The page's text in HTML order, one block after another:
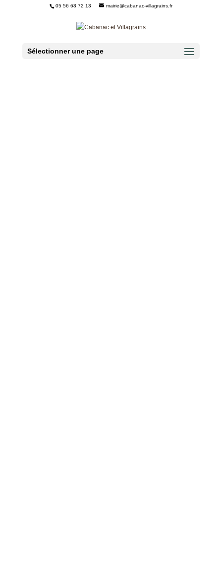
05 56 68 72 13 mairie@cabanac-villagrains.fr
Sélectionner une page